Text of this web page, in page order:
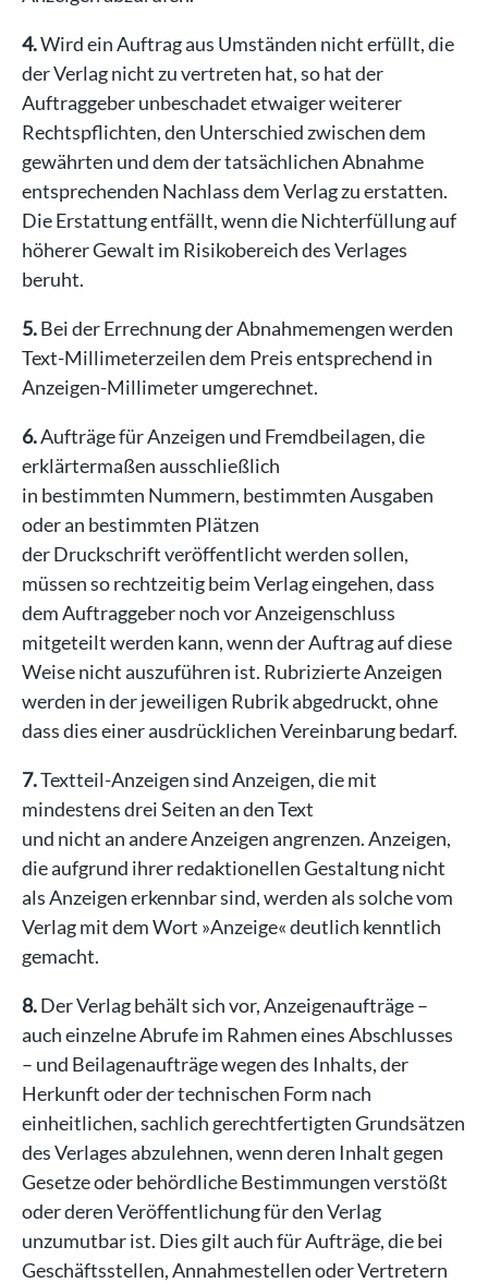
4.Wird ein Auftrag aus Umständen nicht erfüllt, die
der Verlag nicht zu vertreten hat, so hat der
Auftraggeber unbeschadet etwaiger weiterer
Rechtspflichten, den Unterschied zwischen dem
gewährten und dem der tatsächlichen Abnahme
entsprechenden Nachlass dem Verlag zu erstatten.
Die Erstattung entfällt, wenn die Nichterfüllung auf
höherer Gewalt im Risikobereich des Verlages
beruht.
5.Bei der Errechnung der Abnahmemengen werden
Text-Millimeterzeilen dem Preis entsprechend in
Anzeigen-Millimeter umgerechnet.
6.Aufträge für Anzeigen und Fremdbeilagen, die
erklärtermaßen ausschließlich
in bestimmten Nummern, bestimmten Ausgaben
oder an bestimmten Plätzen
der Druckschrift veröffentlicht werden sollen,
müssen so rechtzeitig beim Verlag eingehen, dass
dem Auftraggeber noch vor Anzeigenschluss
mitgeteilt werden kann, wenn der Auftrag auf diese
Weise nicht auszuführen ist. Rubrizierte Anzeigen
werden in der jeweiligen Rubrik abgedruckt, ohne
dass dies einer ausdrücklichen Vereinbarung bedarf.
7.Textteil-Anzeigen sind Anzeigen, die mit
mindestens drei Seiten an den Text
und nicht an andere Anzeigen angrenzen. Anzeigen,
die aufgrund ihrer redaktionellen Gestaltung nicht
als Anzeigen erkennbar sind, werden als solche vom
Verlag mit dem Wort »Anzeige« deutlich kenntlich
gemacht.
8.Der Verlag behält sich vor, Anzeigenaufträge –
auch einzelne Abrufe im Rahmen eines Abschlusses
– und Beilagenaufträge wegen des Inhalts, der
Herkunft oder der technischen Form nach
einheitlichen, sachlich gerechtfertigten Grundsätzen
des Verlages abzulehnen, wenn deren Inhalt gegen
Gesetze oder behördliche Bestimmungen verstößt
oder deren Veröffentlichung für den Verlag
unzumutbar ist. Dies gilt auch für Aufträge, die bei
Geschäftsstellen, Annahmestellen oder Vertretern